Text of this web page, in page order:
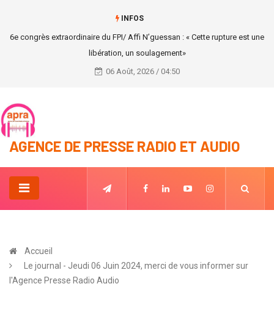
INFOS
6e congrès extraordinaire du FPI/ Affi N’guessan : « Cette rupture est une
libération, un soulagement»
06 Août, 2026 / 04:50
AGENCE DE PRESSE RADIO ET AUDIO
Accueil
Le journal - Jeudi 06 Juin 2024, merci de vous informer sur
l'Agence Presse Radio Audio